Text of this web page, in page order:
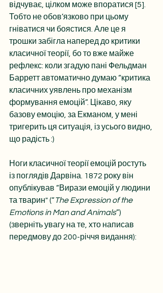
відчуває, цілком може впоратися [5].
Тобто не обов’язково при цьому
гніватися чи боястися. Але це я
трошки забігла наперед до критики
класичної теорії, бо то вже майже
рефлекс: коли згадую пані Фельдман
Барретт автоматично думаю “критика
класичних уявлень про механізм
формування емоцій”. Цікаво, яку
базову емоцію, за Екманом, у мені
тригерить ця ситуація, із усього видно,
що радість :)
Ноги класичної теорії емоцій ростуть
із поглядів Дарвіна. 1872 року він
опублікував “Вирази емоцій у людини
та тварин" (“The Expression of the
Emotions in Man and Animals”)
(зверніть увагу на те, хто написав
передмову до 200-річчя видання):